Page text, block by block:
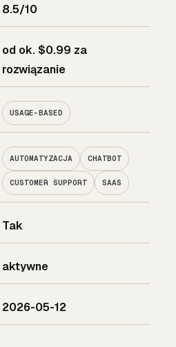
8.5/10
od ok. $0.99 za
rozwiązanie
USAGE-BASED
AUTOMATYZACJA CHATBOT
CUSTOMER SUPPORT SAAS
Tak
aktywne
2026-05-12